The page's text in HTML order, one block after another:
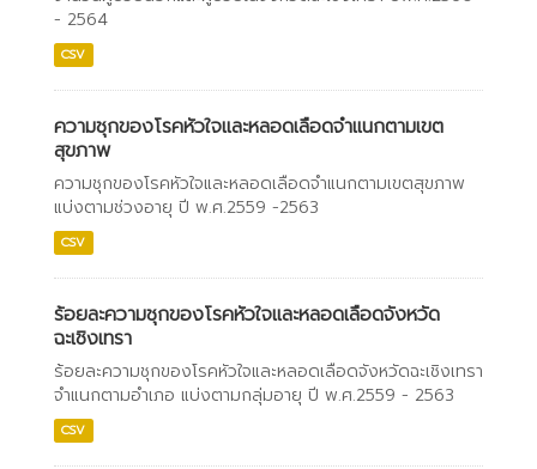
- 2564
CSV
ความชุกของโรคหัวใจและหลอดเลือดจำแนกตามเขต
สุขภาพ
ความชุกของโรคหัวใจและหลอดเลือดจำแนกตามเขตสุขภาพ
แบ่งตามช่วงอายุ ปี พ.ศ.2559 -2563
CSV
ร้อยละความชุกของโรคหัวใจและหลอดเลือดจังหวัด
ฉะเชิงเทรา
ร้อยละความชุกของโรคหัวใจและหลอดเลือดจังหวัดฉะเชิงเทรา
จำแนกตามอำเภอ แบ่งตามกลุ่มอายุ ปี พ.ศ.2559 - 2563
CSV